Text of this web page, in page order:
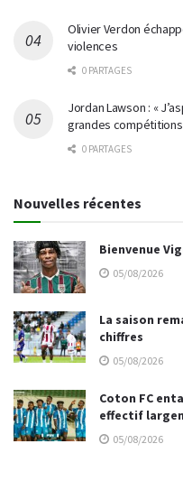
Olivier Verdon
violences
0 PARTAGES
Jordan Lawson : «
grandes
0 PARTAGES
Nouvelles récentes
Bienvenue
05/08/2026
La saison
chiffres
05/08/2026
Coton FC
effectif
05/08/2026